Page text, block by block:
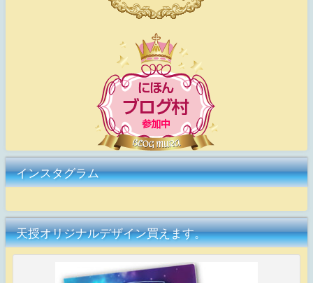
インスタグラム
天授オリジナルデザイン買えます。